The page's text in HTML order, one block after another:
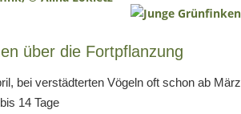
über die Fortpflanzung
bei verstädterten Vögeln oft schon ab März
14 Tage